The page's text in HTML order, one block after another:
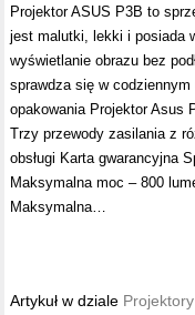
Projektor ASUS P3B to
jest malutki, lekki i posiada
wyświetlanie obrazu bez
sprawdza się w
opakowania Projektor Asus
Trzy przewody zasilania z
obsługi Karta gwarancyjna
Maksymalna moc – 800
Maksymalna…
Artykuł w dziale Projektory